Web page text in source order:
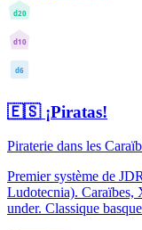
d20
d10
d6
🇪🇸¡Piratas!
Piraterie dans les
Premier système de
Ludotecnia).
under. Classique